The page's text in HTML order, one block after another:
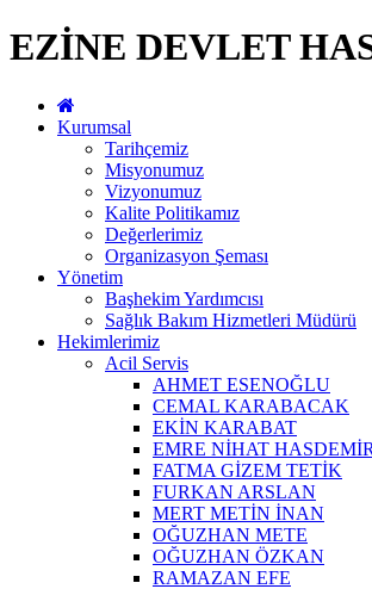
EZİNE DEVLET
Kurumsal
Tarihçemiz
Misyonumuz
Vizyonumuz
Kalite Politikamız
Değerlerimiz
Organizasyon Şeması
Yönetim
Başhekim Yardımcısı
Sağlık Bakım Hizmetleri Müdürü
Hekimlerimiz
Acil Servis
AHMET ESENOĞLU
CEMAL KARABACAK
EKİN KARABAT
EMRE NİHAT HASDEMİR
FATMA GİZEM TETİK
FURKAN ARSLAN
MERT METİN İNAN
OĞUZHAN METE
OĞUZHAN ÖZKAN
RAMAZAN EFE